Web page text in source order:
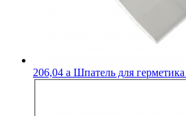
206,04 a Шпатель для герметика